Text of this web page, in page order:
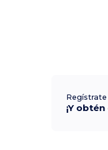
¡Y